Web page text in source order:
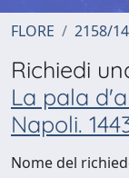
FLORE 2158/
Richiedi
La pala
Napoli.
Nome del